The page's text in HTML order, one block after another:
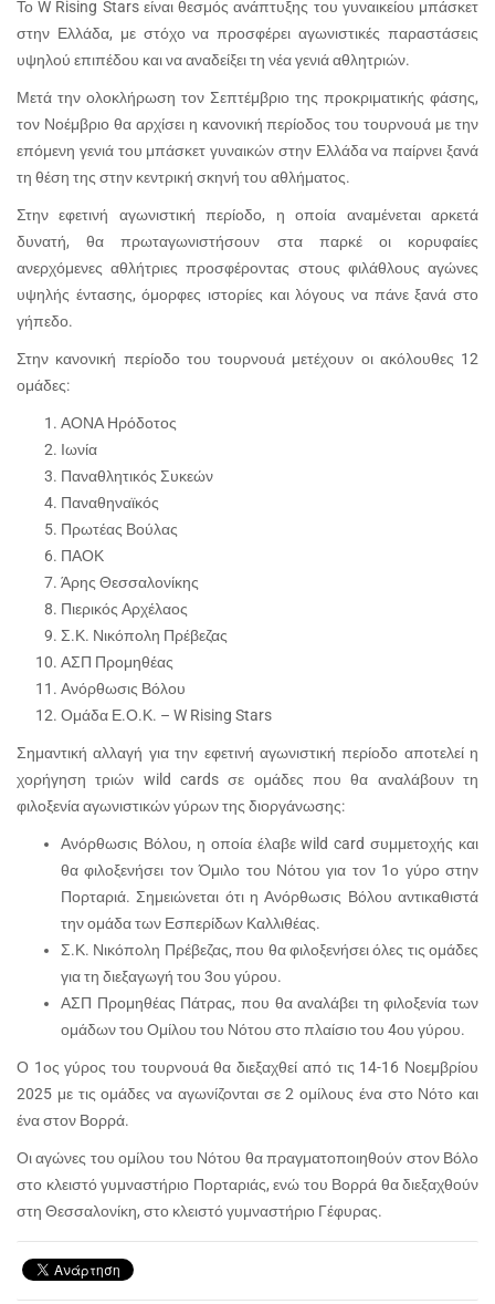
Το W Rising Stars είναι θεσμός ανάπτυξης του γυναικείου μπάσκετ
στην Ελλάδα, με στόχο να προσφέρει αγωνιστικές παραστάσεις
υψηλού επιπέδου και να αναδείξει τη νέα γενιά αθλητριών.
Μετά την ολοκλήρωση τον Σεπτέμβριο της προκριματικής φάσης,
τον Νοέμβριο θα αρχίσει η κανονική περίοδος του τουρνουά με την
επόμενη γενιά του μπάσκετ γυναικών στην Ελλάδα να παίρνει ξανά
τη θέση της στην κεντρική σκηνή του αθλήματος.
Στην εφετινή αγωνιστική περίοδο, η οποία αναμένεται αρκετά
δυνατή, θα πρωταγωνιστήσουν στα παρκέ οι κορυφαίες
ανερχόμενες αθλήτριες προσφέροντας στους φιλάθλους αγώνες
υψηλής έντασης, όμορφες ιστορίες και λόγους να πάνε ξανά στο
γήπεδο.
Στην κανονική περίοδο του τουρνουά μετέχουν οι ακόλουθες 12
ομάδες:
ΑΟΝΑ Ηρόδοτος
Ιωνία
Παναθλητικός Συκεών
Παναθηναϊκός
Πρωτέας Βούλας
ΠΑΟΚ
Άρης Θεσσαλονίκης
Πιερικός Αρχέλαος
Σ.Κ. Νικόπολη Πρέβεζας
ΑΣΠ Προμηθέας
Ανόρθωσις Βόλου
Ομάδα Ε.Ο.Κ. – W Rising Stars
Σημαντική αλλαγή για την εφετινή αγωνιστική περίοδο αποτελεί η
χορήγηση τριών wild cards σε ομάδες που θα αναλάβουν τη
φιλοξενία αγωνιστικών γύρων της διοργάνωσης:
Ανόρθωσις Βόλου, η οποία έλαβε wild card συμμετοχής και
θα φιλοξενήσει τον Όμιλο του Νότου για τον 1ο γύρο στην
Πορταριά. Σημειώνεται ότι η Ανόρθωσις Βόλου αντικαθιστά
την ομάδα των Εσπερίδων Καλλιθέας.
Σ.Κ. Νικόπολη Πρέβεζας, που θα φιλοξενήσει όλες τις ομάδες
για τη διεξαγωγή του 3ου γύρου.
ΑΣΠ Προμηθέας Πάτρας, που θα αναλάβει τη φιλοξενία των
ομάδων του Ομίλου του Νότου στο πλαίσιο του 4ου γύρου.
Ο 1ος γύρος του τουρνουά θα διεξαχθεί από τις 14-16 Νοεμβρίου
2025 με τις ομάδες να αγωνίζονται σε 2 ομίλους ένα στο Νότο και
ένα στον Βορρά.
Οι αγώνες του ομίλου του Νότου θα πραγματοποιηθούν στον Βόλο
στο κλειστό γυμναστήριο Πορταριάς, ενώ του Βορρά θα διεξαχθούν
στη Θεσσαλονίκη, στο κλειστό γυμναστήριο Γέφυρας.